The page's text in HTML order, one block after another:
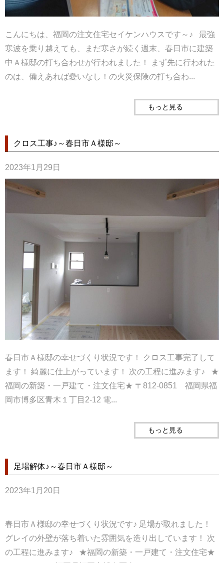
こんにちは、福岡の注文住宅セイケンハウスです～♪ 最強
寒波を乗り越えても、まだ寒さが続く週末、春日市に建築
中Ａ様邸の打ち合わせが行われました！ まず先に行われた
のは、備えあれば憂いなし！の火災保険の打ち合わ...
もっと見る
クロス工事♪～春日市Ａ様邸～
2023年1月29日
春日市Ａ様邸の幸せづくり状況です！ クロス工事完了して
ます！ 綺麗に仕上がっています！ 次の工程に進みます♪ ★
福岡の新築・一戸建て・注文住宅★ 〒812-0851 福岡県福
岡市博多区青木１丁目2-12 電...
もっと見る
足場解体♪～春日市Ａ様邸～
2023年1月20日
春日市Ａ様邸の幸せづくり状況です♪ 足場が取れました！
グレイの外壁が落ち着いた雰囲気を造り出しています！ 次
の工程に進みます♪ ★福岡の新築・一戸建て・注文住宅★